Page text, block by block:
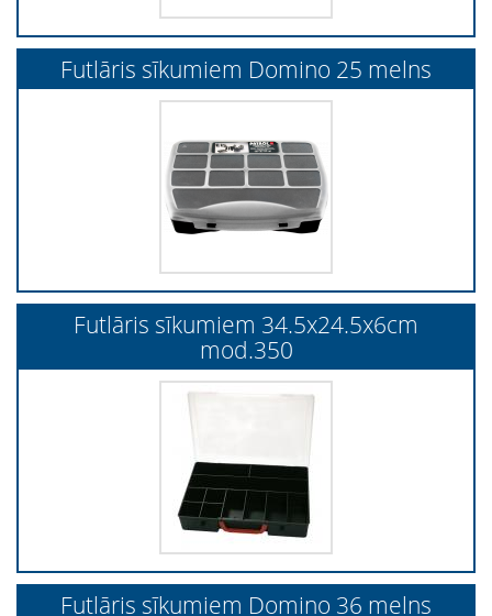
Futlāris sīkumiem Domino 25 melns
Futlāris sīkumiem 34.5x24.5x6cm
mod.350
Futlāris sīkumiem Domino 36 melns